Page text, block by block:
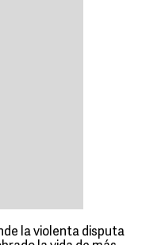
la violenta disputa